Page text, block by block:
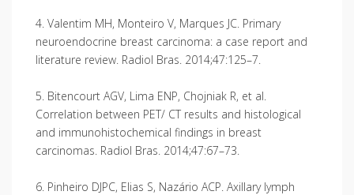
4. Valentim MH, Monteiro V, Marques JC. Primary
neuroendocrine breast carcinoma: a case report and
literature review. Radiol Bras. 2014;47:125–7.
5. Bitencourt AGV, Lima ENP, Chojniak R, et al.
Correlation between PET/ CT results and histological
and immunohistochemical findings in breast
carcinomas. Radiol Bras. 2014;47:67–73.
6. Pinheiro DJPC, Elias S, Nazário ACP. Axillary lymph